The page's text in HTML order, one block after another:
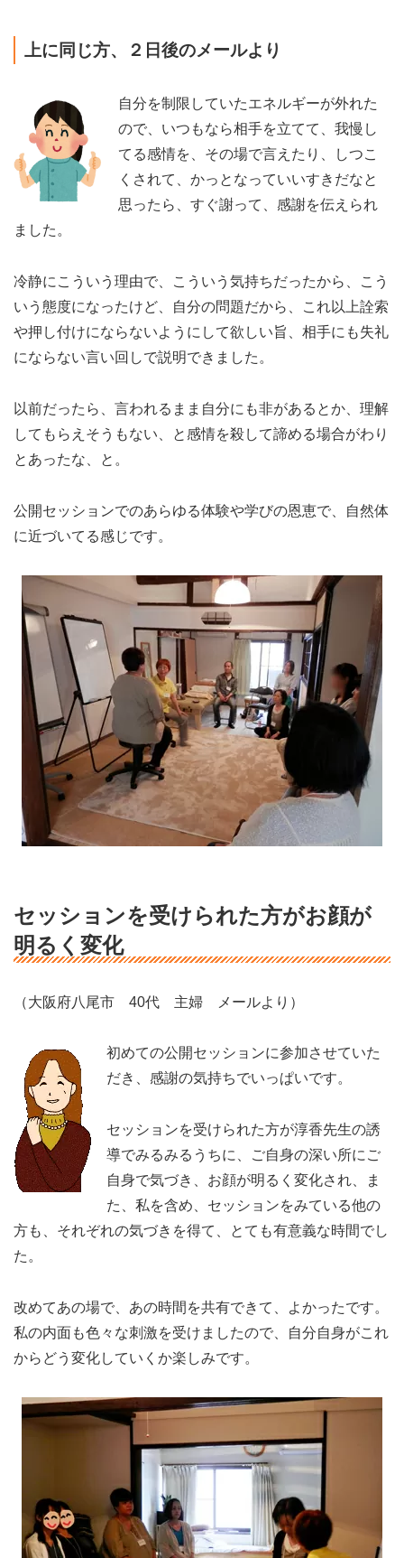
上に同じ方、２日後のメールより
自分を制限していたエネルギーが外れた
ので、いつもなら相手を立てて、我慢し
てる感情を、その場で言えたり、しつこ
くされて、かっとなっていいすきだなと
思ったら、すぐ謝って、感謝を伝えられ
ました。
冷静にこういう理由で、こういう気持ちだったから、こう
いう態度になったけど、自分の問題だから、これ以上詮索
や押し付けにならないようにして欲しい旨、相手にも失礼
にならない言い回しで説明できました。
以前だったら、言われるまま自分にも非があるとか、理解
してもらえそうもない、と感情を殺して諦める場合がわり
とあったな、と。
公開セッションでのあらゆる体験や学びの恩恵で、自然体
に近づいてる感じです。
セッションを受けられた方がお顔が
明るく変化
（大阪府八尾市 40代 主婦 メールより）
初めての公開セッションに参加させていた
だき、感謝の気持ちでいっぱいです。
セッションを受けられた方が淳香先生の誘
導でみるみるうちに、ご自身の深い所にご
自身で気づき、お顔が明るく変化され、ま
た、私を含め、セッションをみている他の
方も、それぞれの気づきを得て、とても有意義な時間でし
た。
改めてあの場で、あの時間を共有できて、よかったです。
私の内面も色々な刺激を受けましたので、自分自身がこれ
からどう変化していくか楽しみです。